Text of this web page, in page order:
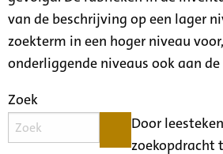
van de beschrijving op een lager
zoekterm in een hoger niveau
onderliggende niveaus ook aan
Zoek
Door
zoekopdracht